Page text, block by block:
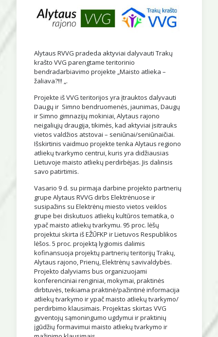
Alytaus RVVG pradeda aktyviai dalyvauti Trakų
krašto VVG parengtame teritorinio
bendradarbiavimo projekte „Maisto atlieka –
žaliava?!!! „.
Projekte iš VVG teritorijos yra įtrauktos dalyvauti
Daugų ir Simno bendruomenės, jaunimas, Daugų
ir Simno gimnazijų mokiniai, Alytaus rajono
neigaliųjų draugija, tikimės, kad aktyviai įsitrauks
vietos valdžios atstovai – seniūnai/seniūnaičiai.
Išskirtinis vaidmuo projekte tenka Alytaus regiono
atliekų tvarkymo centrui, kuris yra didžiausias
Lietuvoje maisto atliekų perdirbėjas. Jis dalinsis
savo patirtimis.
Vasario 9 d. su pirmaja darbine projekto partnerių
grupe Alytaus RVVG dirbs Elektrėnuose ir
susipažins su Elektrėnų miesto vietos veiklos
grupe bei diskutuos atliekų kultūros tematika, o
ypač maisto atliekų tvarkymu. 95 proc. lėšų
projektui skirta iš EŽŪFKP ir Lietuvos Respublikos
lėšos. 5 proc. projektą lygiomis dalimis
kofinansuoja projektų partnerių teritorijų Trakų,
Alytaus rajono, Prienų, Elektrėnų savivaldybės.
Projekto dalyviams bus organizuojami
konferenciniai renginiai, mokymai, praktinės
dirbtuvės, teikiama praktinė/pažintinė informacija
atliekų tvarkymo ir ypač maisto atliekų tvarkymo/
perdirbimo klausimais. Projektas skirtas VVG
gyventojų sąmoningumo ugdymui ir praktinių
įgūdžių formavimui maisto atliekų tvarkymo ir